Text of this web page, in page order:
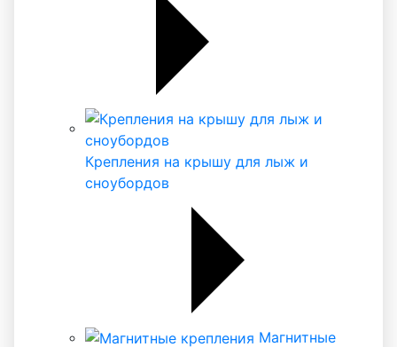
Крепления на крышу для лыж и
сноубордов
Магнитные